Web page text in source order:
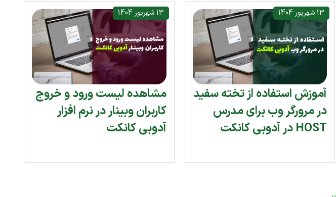
13 شهریور 1404
آموزش استفاده از تخته سفید
در مرورگر وب برای مدرس
HOST در آدوبی کانکت
13 شهریور 1404
مشاهده لیست ورود و خروج
کاربران وبینار در نرم افزار
آدوبی کانکت